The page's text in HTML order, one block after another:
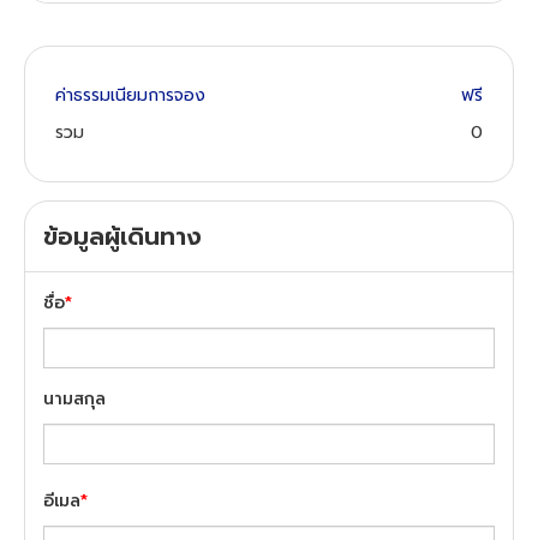
ค่าธรรมเนียมการจอง
ฟรี
รวม
0
ข้อมูลผู้เดินทาง
ชื่อ*
นามสกุล
อีเมล*